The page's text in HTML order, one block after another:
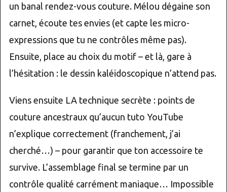
un banal rendez-vous couture. Mélou dégaine son
carnet, écoute tes envies (et capte les micro-
expressions que tu ne contrôles même pas).
Ensuite, place au choix du motif – et là, gare à
l’hésitation : le dessin kaléidoscopique n’attend pas.
Viens ensuite LA technique secrète : points de
couture ancestraux qu’aucun tuto YouTube
n’explique correctement (franchement, j’ai
cherché…) – pour garantir que ton accessoire te
survive. L’assemblage final se termine par un
contrôle qualité carrément maniaque… Impossible